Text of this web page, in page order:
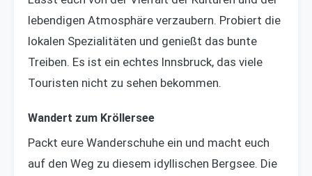
lebendigen Atmosphäre verzaubern. Probiert die
lokalen Spezialitäten und genießt das bunte
Treiben. Es ist ein echtes Innsbruck, das viele
Touristen nicht zu sehen bekommen.
Wandert zum Kröllersee
Packt eure Wanderschuhe ein und macht euch
auf den Weg zu diesem idyllischen Bergsee. Die